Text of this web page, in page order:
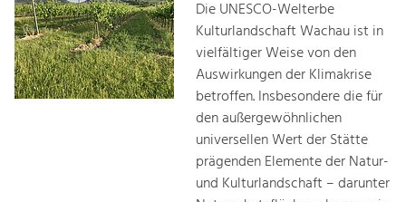
Die UNESCO-Welterbe
Kulturlandschaft Wachau ist in
vielfältiger Weise von den
Auswirkungen der Klimakrise
betroffen. Insbesondere die für
den außergewöhnlichen
universellen Wert der Stätte
prägenden Elemente der Natur-
und Kulturlandschaft – darunter